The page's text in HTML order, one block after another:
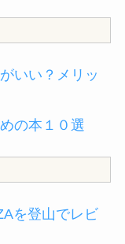
いい？メリッ
の本１０選
を登山でレビ